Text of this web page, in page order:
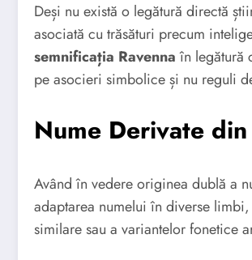
Deși nu există o legătură directă
asociată cu trăsături precum
semnificația Ravennaîn legătură
pe asocieri simbolice și nu reguli
Nume Derivate din
Având în vedere originea dublă a
adaptarea numelui în diverse
similare sau a variantelor fonetice